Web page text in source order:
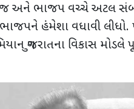
અને ભાજપ વચ્ચે અટલ
ભાજપને હંમેશા વધાવી
ગુજરાતના વિકાસ મોડલે